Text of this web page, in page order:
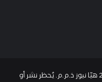
جميع حقوق النشر محفوظة © 2025 هيّا نيوز ذ.م.م. يُحظر نشر أو